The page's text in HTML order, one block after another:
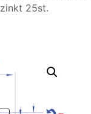
25st.